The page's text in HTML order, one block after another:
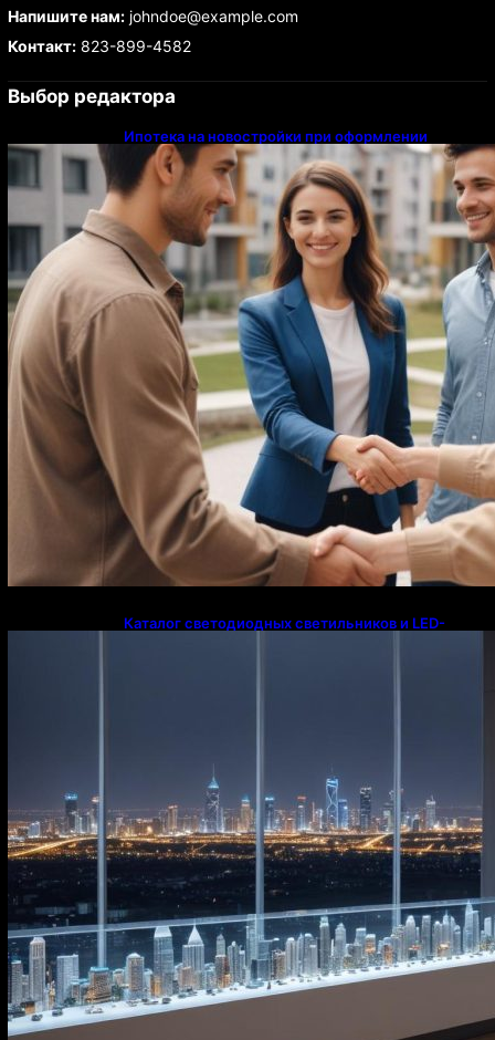
Напишите нам:johndoe@example.com
Контакт:823-899-4582
Выбор редактора
Ипотека на новостройки при оформлении
напрямую у застройщика
Каталог светодиодных светильников и LED-